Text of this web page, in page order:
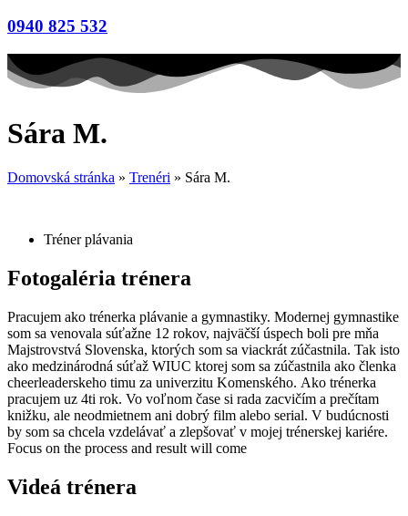
0940 825 532
Sára M.
Domovská stránka » Trenéri » Sára M.
Tréner plávania
Fotogaléria trénera
Pracujem ako trénerka plávanie a gymnastiky. Modernej gymnastike
som sa venovala súťažne 12 rokov, najväčší úspech boli pre mňa
Majstrovstvá Slovenska, ktorých som sa viackrát zúčastnila. Tak isto
ako medzinárodná súťaž WIUC ktorej som sa zúčastnila ako členka
cheerleaderskeho timu za univerzitu Komenského. Ako trénerka
pracujem uz 4ti rok. Vo voľnom čase si rada zacvičím a prečítam
knižku, ale neodmietnem ani dobrý film alebo serial. V budúcnosti
by som sa chcela vzdelávať a zlepšovať v mojej trénerskej kariére.
Focus on the process and result will come
Videá trénera